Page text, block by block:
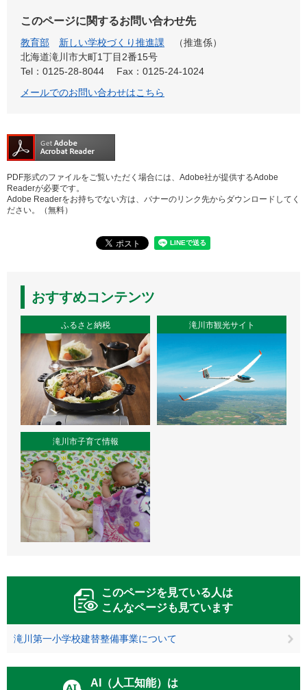
このページに関するお問い合わせ先
教育部 新しい学校づくり推進課
推進係
北海道滝川市大町1丁目2番15号
Tel：0125-28-8044
Fax：0125-24-1024
メールでのお問い合わせはこちら
PDF形式のファイルをご覧いただく場合には、Adobe社が提供するAdobe
Readerが必要です。
Adobe Readerをお持ちでない方は、バナーのリンク先からダウンロードしてく
ださい。（無料）
おすすめコンテンツ
ふるさと納税 滝川市観光サイト
滝川市子育て情報
このページを見ている人は
こんなページも見ています
滝川第一小学校建替整備事業について
AI（人工知能）は